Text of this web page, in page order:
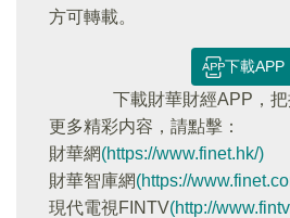
方可轉載。
下載APP
下載財華財經APP，
更多精彩内容，請點擊：
財華網(https://www.finet.hk/)
財華智庫網(https://
現代電視FINTV(http://